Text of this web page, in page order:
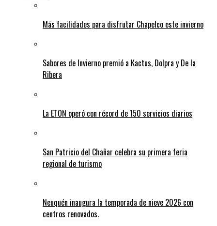
Más facilidades para disfrutar Chapelco este invierno
Sabores de Invierno premió a Kactus, Dolpra y De la
Ribera
La ETON operó con récord de 150 servicios diarios
San Patricio del Chañar celebra su primera feria
regional de turismo
Neuquén inaugura la temporada de nieve 2026 con
centros renovados.